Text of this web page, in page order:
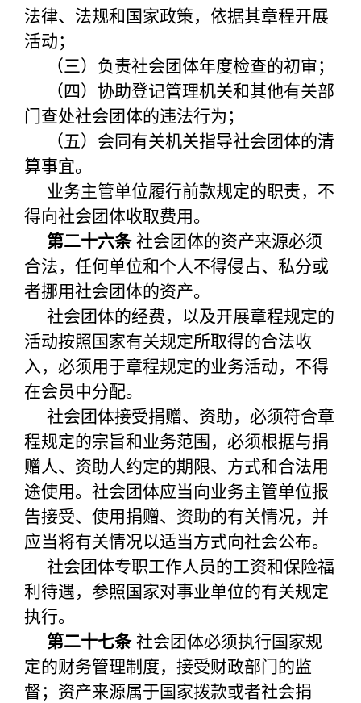
法律、法规和国家政策，依据其章程开展
活动；
（三）负责社会团体年度检查的初审；
（四）协助登记管理机关和其他有关部
门查处社会团体的违法行为；
（五）会同有关机关指导社会团体的清
算事宜。
业务主管单位履行前款规定的职责，不
得向社会团体收取费用。
第二十六条社会团体的资产来源必须
合法，任何单位和个人不得侵占、私分或
者挪用社会团体的资产。
社会团体的经费，以及开展章程规定的
活动按照国家有关规定所取得的合法收
入，必须用于章程规定的业务活动，不得
在会员中分配。
社会团体接受捐赠、资助，必须符合章
程规定的宗旨和业务范围，必须根据与捐
赠人、资助人约定的期限、方式和合法用
途使用。社会团体应当向业务主管单位报
告接受、使用捐赠、资助的有关情况，并
应当将有关情况以适当方式向社会公布。
社会团体专职工作人员的工资和保险福
利待遇，参照国家对事业单位的有关规定
执行。
第二十七条社会团体必须执行国家规
定的财务管理制度，接受财政部门的监
督；资产来源属于国家拨款或者社会捐